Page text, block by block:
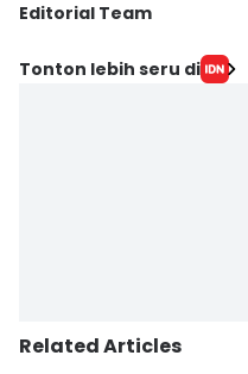
Editorial Team
Editor
Tonton lebih seru di
Related Articles